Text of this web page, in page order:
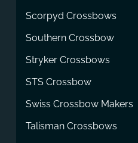
Scorpyd Crossbows
Southern Crossbow
Stryker Crossbows
STS Crossbow
Swiss Crossbow Makers
Talisman Crossbows